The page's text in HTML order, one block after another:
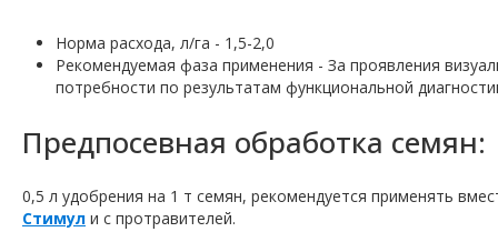
Норма расхода, л/га - 1,5-2,0
Рекомендуемая фаза применения - За проявления
потребности по результатам функциональной
Предпосевная обработка семян:
0,5 л удобрения на 1 т семян, рекомендуется применять
Стимул и с протравителей.